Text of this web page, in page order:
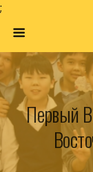
;
Первый